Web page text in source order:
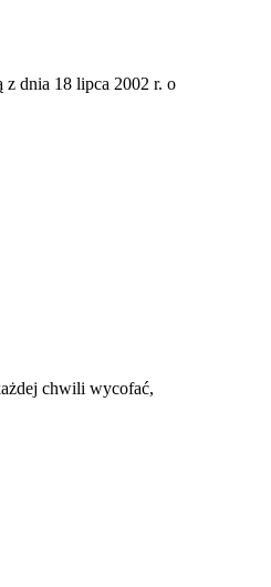
dnia 18 lipca 2002 r. o
chwili wycofać,